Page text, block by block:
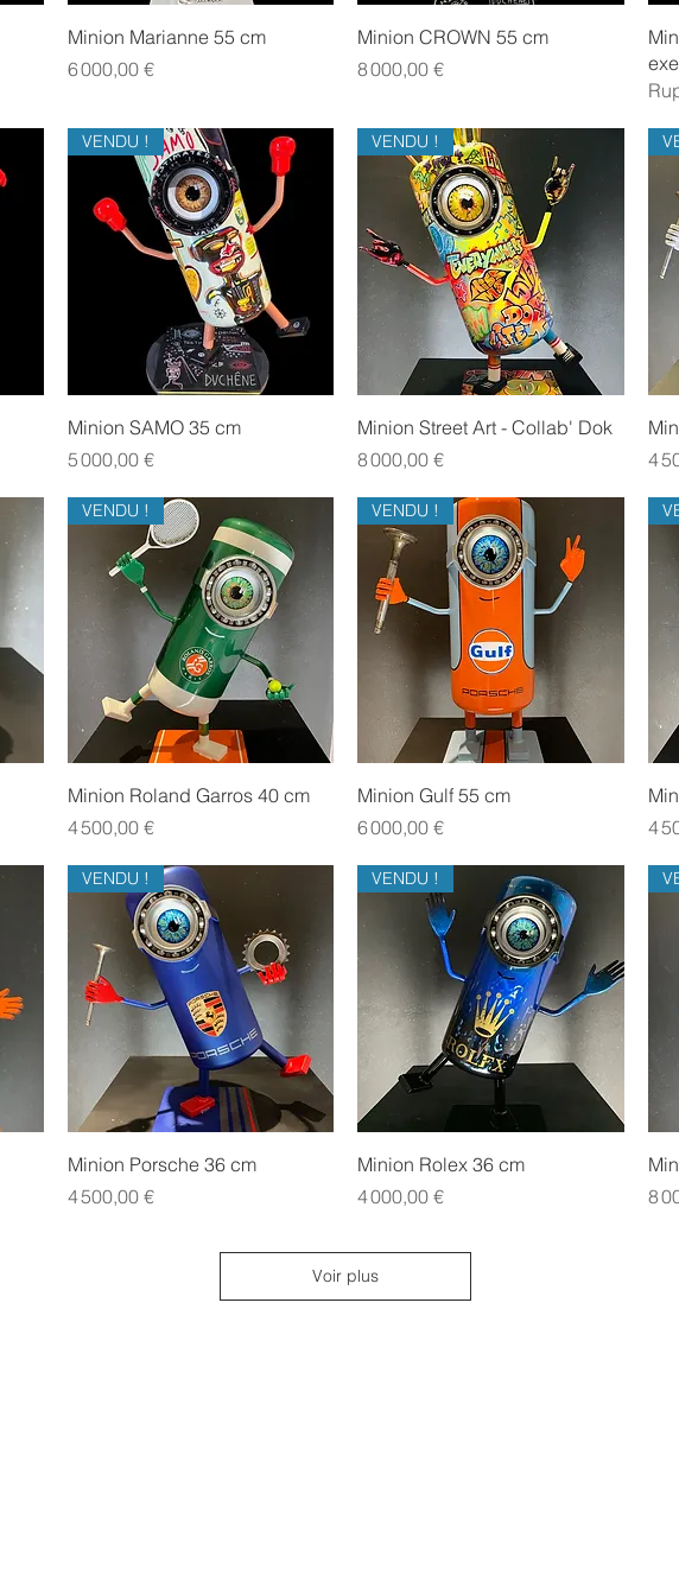
Aperçu rapide
Minion Marianne 55 cm
Prix
6 000,00 €
Aperçu rapide
Minion CROWN 55 cm
Prix
8 000,00 €
Aperçu rapide
VENDU !
Minion SAMO 35 cm
Prix
5 000,00 €
Aperçu rapide
VENDU !
Minion Street Art - Collab' Dok
Prix
8 000,00 €
Prix
4
Aperçu rapide
VENDU !
Minion Roland Garros 40 cm
Prix
4 500,00 €
Aperçu rapide
VENDU !
Minion Gulf 55 cm
Prix
6 000,00 €
Prix
4
Aperçu rapide
VENDU !
Minion Porsche 36 cm
Prix
4 500,00 €
Aperçu rapide
VENDU !
Minion Rolex 36 cm
Prix
4 000,00 €
Prix
8
Voir plus